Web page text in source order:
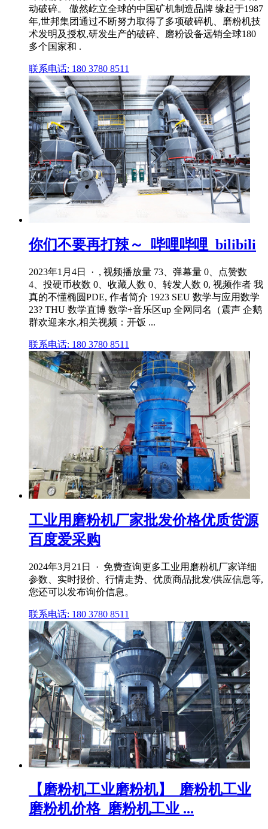
动破碎。 傲然屹立全球的中国矿机制造品牌 缘起于1987
年,世邦集团通过不断努力取得了多项破碎机、磨粉机技
术发明及授权,研发生产的破碎、磨粉设备远销全球180
多个国家和 .
联系电话: 180 3780 8511
你们不要再打辣～_哔哩哔哩_bilibili
2023年1月4日 · , 视频播放量 73、弹幕量 0、点赞数
4、投硬币枚数 0、收藏人数 0、转发人数 0, 视频作者 我
真的不懂椭圆PDE, 作者简介 1923 SEU 数学与应用数学
23? THU 数学直博 数学+音乐区up 全网同名（震声 企鹅
群欢迎来水,相关视频：开饭 ...
联系电话: 180 3780 8511
工业用磨粉机厂家批发价格优质货源
百度爱采购
2024年3月21日 · 免费查询更多工业用磨粉机厂家详细
参数、实时报价、行情走势、优质商品批发/供应信息等,
您还可以发布询价信息。
联系电话: 180 3780 8511
【磨粉机工业磨粉机】_磨粉机工业
磨粉机价格_磨粉机工业 ...